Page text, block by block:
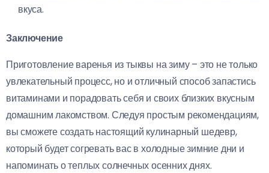
вкуса.
Заключение
Приготовление варенья из тыквы на зиму – это не только
увлекательный процесс, но и отличный способ запастись
витаминами и порадовать себя и своих близких вкусным
домашним лакомством. Следуя простым рекомендациям,
вы сможете создать настоящий кулинарный шедевр,
который будет согревать вас в холодные зимние дни и
напоминать о теплых солнечных осенних днях.